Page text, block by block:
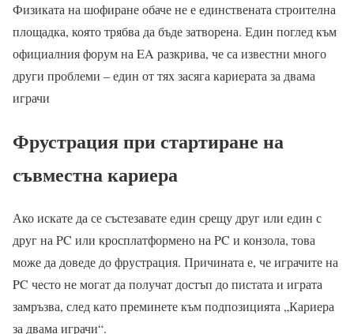
Физиката на шофиране обаче не е единствената строителна
площадка, която трябва да бъде затворена. Един поглед към
официалния форум на EA разкрива, че са известни много
други проблеми – един от тях засяга кариерата за двама
играчи
Фрустрация при стартиране на
съвместна кариера
Ако искате да се състезавате един срещу друг или един с
друг на PC или кросплатформено на PC и конзола, това
може да доведе до фрустрация. Причината е, че играчите на
PC често не могат да получат достъп до пистата и играта
замръзва, след като преминете към подпозицията „Кариера
за двама играчи“.